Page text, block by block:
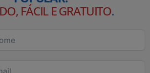
FÁCIL E GRATUITO.